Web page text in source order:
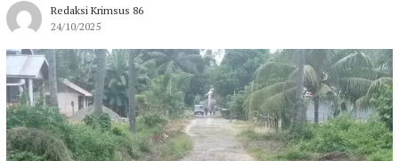
Redaksi Krimsus 86
24/10/2025